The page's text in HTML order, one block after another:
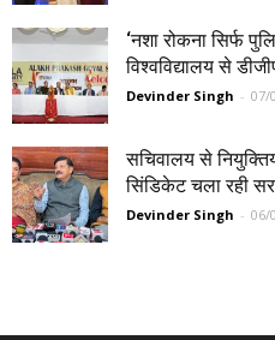
‘नशा रोकना सिर्फ
विश्वविद्यालय से
Devinder Singh - 07/
सचिवालय से
सिंडिकेट चला रही
Devinder Singh - 06/